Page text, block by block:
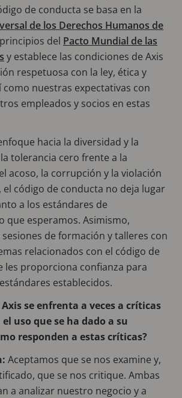
de conducta se basa en la
de los Derechos Humanos de
del Pacto Mundial de las
y establece las condiciones de Axis
respetuosa con la ley, ética y
como nuestras expectativas con
empleados y socios en estas
hacia la diversidad y la
tolerancia cero frente a la
acoso, la corrupción y la violación
el código de conducta no deja lugar
a los estándares de
que esperamos. Asimismo,
de formación y talleres con
relacionados con el código de
les proporciona confianza para
establecidos.
se enfrenta a veces a críticas
uso que se ha dado a su
responden a estas críticas?
Aceptamos que se nos examine y,
que se nos critique. Ambas
a analizar nuestro negocio y a